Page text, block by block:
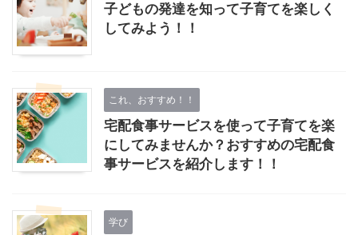
子どもの発達を知って子育てを楽しく
してみよう！！
これ、おすすめ！！
宅配食事サービスを使って子育てを楽
にしてみませんか？おすすめの宅配食
事サービスを紹介します！！
学び